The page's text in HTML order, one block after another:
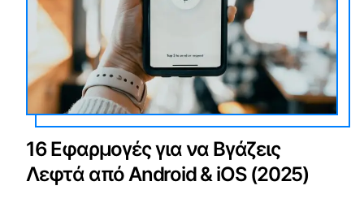
16 Εφαρμογές για να Βγάζεις
Λεφτά από Android & iOS (2025)